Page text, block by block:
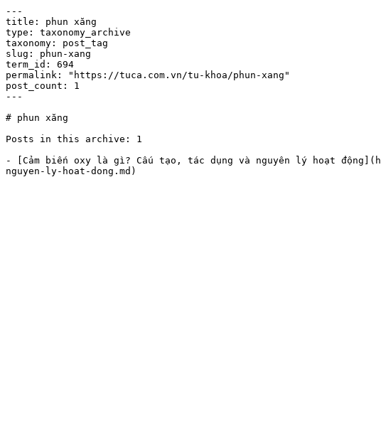
---
title: phun xăng
type: taxonomy_archive
taxonomy: post_tag
slug: phun-xang
term_id: 694
permalink: "https://tuca.com.vn/tu-khoa/phun-xang"
post_count: 1
---
# phun xăng
Posts in this archive: 1
- [Cảm biến oxy là gì? Cấu tạo, tác dụng và nguyên lý hoạt